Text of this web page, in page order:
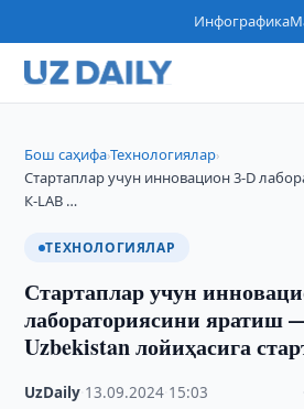
Инфографика
Бош саҳифа›Технологиялар›
Стартаплар учун инновацион 3-D
К-LAB …
ТЕХНОЛОГИЯЛАР
Стартаплар учун
лабораториясини яратиш
Uzbekistan лойиҳасига
UzDaily 13.09.2024 15:03